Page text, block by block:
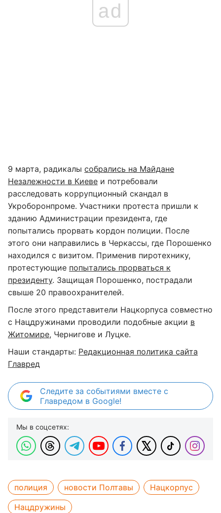
ad
9 марта, радикалы собрались на Майдане
Незалежности в Киеве и потребовали
расследовать коррупционный скандал в
Укроборонпроме. Участники протеста пришли к
зданию Администрации президента, где
попытались прорвать кордон полиции. После
этого они направились в Черкассы, где Порошенко
находился с визитом. Применив пиротехнику,
протестующие попытались прорваться к
президенту. Защищая Порошенко, пострадали
свыше 20 правоохранителей.
После этого представители Нацкорпуса совместно
с Нацдружинами проводили подобные акции в
Житомире, Чернигове и Луцке.
Наши стандарты: Редакционная политика сайта
Главред
Следите за событиями вместе с
Главредом в Google!
Мы в соцсетях:
полиция новости Полтавы
Нацкорпус
Нацдружины